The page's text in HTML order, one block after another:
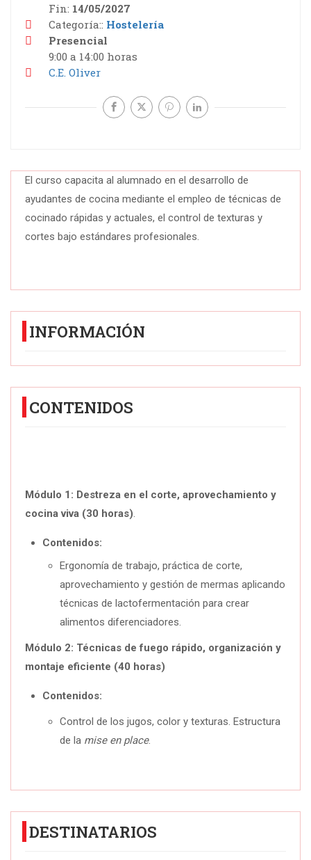
El curso capacita al alumnado en el desarrollo de
ayudantes de cocina mediante el empleo de técnicas de
cocinado rápidas y actuales, el control de texturas y
cortes bajo estándares profesionales.
INFORMACIÓN
CONTENIDOS
Módulo 1: Destreza en el corte, aprovechamiento y
cocina viva (30 horas).
Contenidos:
Ergonomía de trabajo, práctica de corte,
aprovechamiento y gestión de mermas aplicando
técnicas de lactofermentación para crear
alimentos diferenciadores.
Módulo 2: Técnicas de fuego rápido, organización y
montaje eficiente (40 horas)
Contenidos:
Control de los jugos, color y texturas. Estructura
de la mise en place.
DESTINATARIOS
Fin 14/05/2027
Categoría: Hostelería
Presencial
9:00 a 14:00 horas
C.E. Oliver